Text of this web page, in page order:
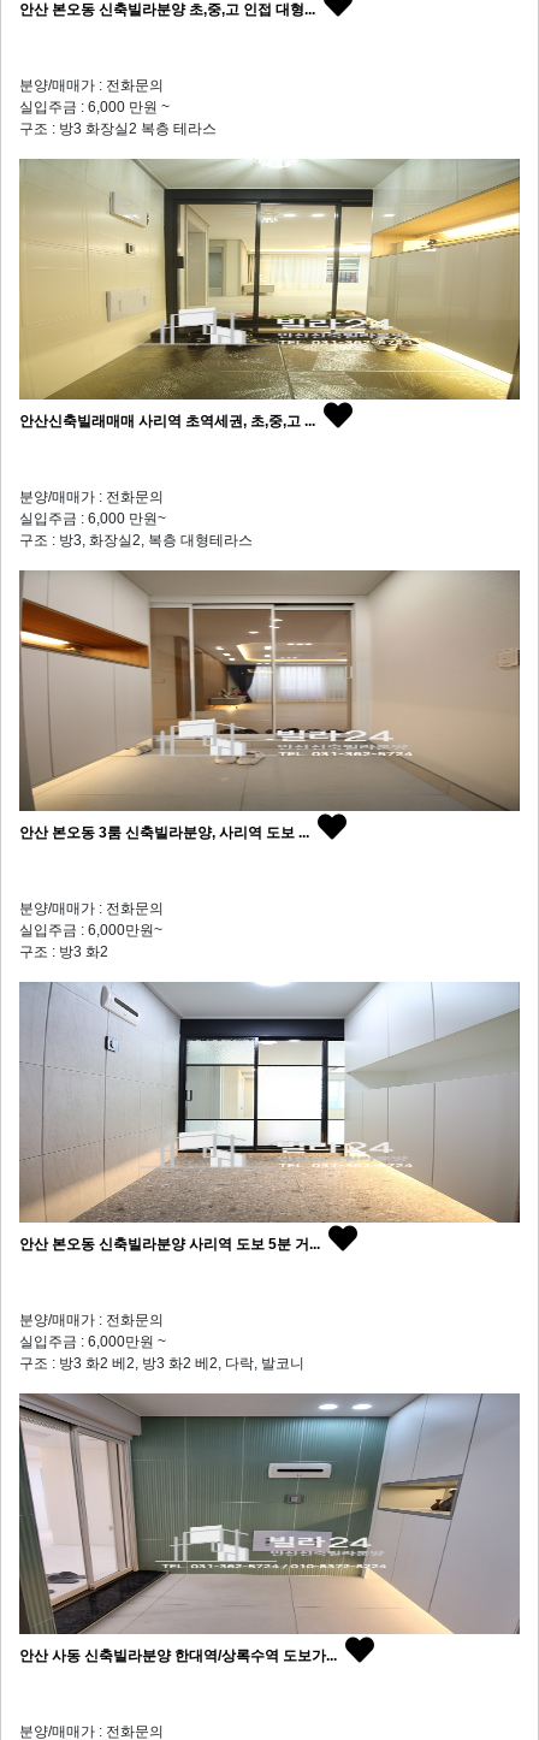
안산 본오동 신축빌라분양 초,중,고 인접 대형...
분양/매매가 : 전화문의
실입주금 : 6,000 만원 ~
구조 : 방3 화장실2 복층 테라스
안산신축빌래매매 사리역 초역세권, 초,중,고 ...
분양/매매가 : 전화문의
실입주금 : 6,000 만원~
구조 : 방3, 화장실2, 복층 대형테라스
안산 본오동 3룸 신축빌라분양, 사리역 도보 ...
분양/매매가 : 전화문의
실입주금 : 6,000만원~
구조 : 방3 화2
안산 본오동 신축빌라분양 사리역 도보 5분 거...
분양/매매가 : 전화문의
실입주금 : 6,000만원 ~
구조 : 방3 화2 베2, 방3 화2 베2, 다락, 발코니
안산 사동 신축빌라분양 한대역/상록수역 도보가...
분양/매매가 : 전화문의